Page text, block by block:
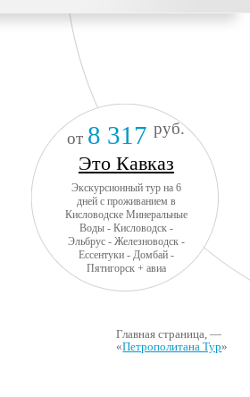
от 8 317руб.
Это Кавказ
Экскурсионный тур на 6
дней с проживанием в
Кисловодске Минеральные
Воды - Кисловодск -
Эльбрус - Железноводск -
Ессентуки - Домбай -
Пятигорск + авиа
Главная страница, —
«Петрополитана Тур»